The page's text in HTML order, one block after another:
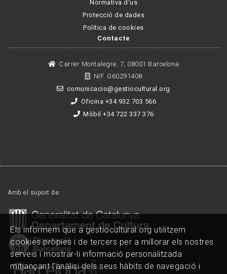
Normativa d'us
Protecció de dades
Política de cookies
Contacte
Carrer Montalegre, 7, 08001 Barcelona
NIF. G60291408
comunicacio@gestiocultural.org
Oficina +34 932 703 566
Mòbil +34 722 337 376
Amb el suport de:
Els informem que a gestiocultural.org utilitzem
cookies pròpies i de tercers per a millorar els nostres
serveis i mostrar-li informació personalitzada
mitjançant l'anàlisi dels seus hàbits de navegació i